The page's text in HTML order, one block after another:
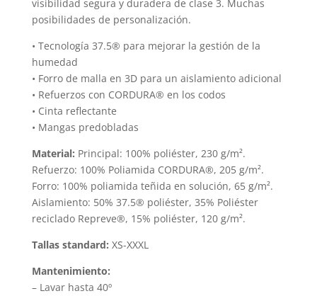
visibilidad segura y duradera de clase 3. Muchas
posibilidades de personalización.
• Tecnología 37.5® para mejorar la gestión de la
humedad
• Forro de malla en 3D para un aislamiento adicional
• Refuerzos con CORDURA® en los codos
• Cinta reflectante
• Mangas predobladas
Material: Principal: 100% poliéster, 230 g/m².
Refuerzo: 100% Poliamida CORDURA®, 205 g/m².
Forro: 100% poliamida teñida en solución, 65 g/m².
Aislamiento: 50% 37.5® poliéster, 35% Poliéster
reciclado Repreve®, 15% poliéster, 120 g/m².
Tallas standard: XS-XXXL
Mantenimiento:
– Lavar hasta 40º